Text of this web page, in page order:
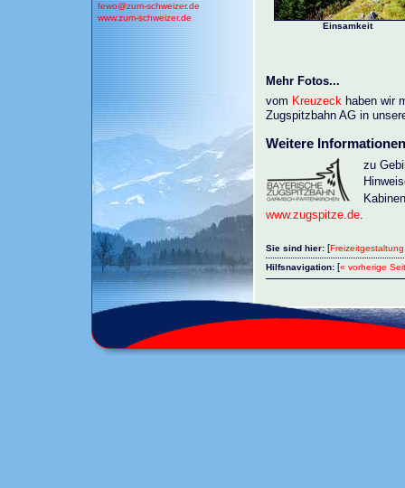
fewo@zum-schweizer.de
www.zum-schweizer.de
Einsamkeit
Mehr Fotos...
vom Kreuzeck haben wir
Zugspitzbahn AG in
Weitere
zu
www.zugspitze.de.
Sie sind hier: [Freizeitgestaltung
Hilfsnavigation: [« vorherige